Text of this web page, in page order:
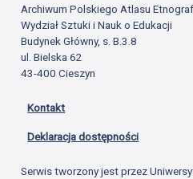
Archiwum Polskiego Atlasu
Wydział Sztuki i Nauk o Edukacji
Budynek Główny, s. B.3.8
ul. Bielska 62
43-400 Cieszyn
Kontakt
Deklaracja dostępności
Serwis tworzony jest przez